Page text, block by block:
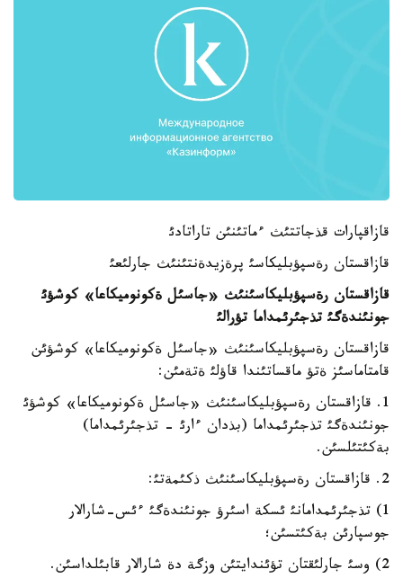
قازاقپارات قذجاتتئث ءماتئنئن تاراتادئ
قازاقستان رةسپؤبليكاسئ پرةزيدةنتئنئث جارلئعئ
قازاقستان رةسپؤبليكاسئنئث «جاسئل ةكونوميكاعا» كوشؤئ
جونئندةگئ تذجئرئمداما تؤرالئ
قازاقستان رةسپؤبليكاسئنئث «جاسئل ةكونوميكاعا» كوشؤئن
قامتاماسئز ةتؤ ماقساتئندا قاؤلئ ةتةمئن:
1. قازاقستان رةسپؤبليكاسئنئث «جاسئل ةكونوميكاعا» كوشؤئ
جونئندةگئ تذجئرئمداما (بذدان ءارئ - تذجئرئمداما)
بةكئتئلسئن.
2. قازاقستان رةسپؤبليكاسئنئث ذكئمةتئ:
1) تذجئرئمدامانئ ئسكة اسئرؤ جونئندةگئ ءئس-شارالار
جوسپارئن بةكئتسئن؛
2) وسئ جارلئقتان تؤئندايتئن وزگة دة شارالار قابئلداسئن.